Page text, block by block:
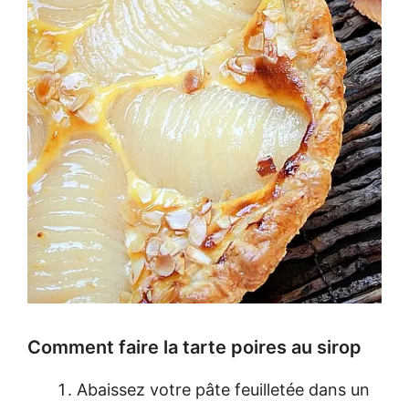
Comment faire la tarte poires au sirop
Abaissez votre pâte feuilletée dans un